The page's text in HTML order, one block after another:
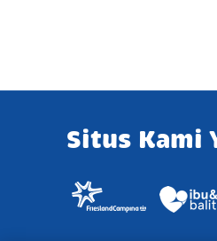
Situs Kami